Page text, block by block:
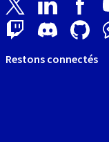
Restons connectés